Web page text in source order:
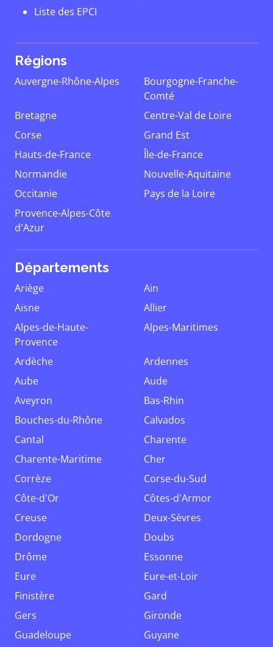
Liste des EPCI
Régions
Auvergne-Rhône-Alpes
Bourgogne-Franche-
Comté
Bretagne
Centre-Val de Loire
Corse
Grand Est
Hauts-de-France
Île-de-France
Normandie
Nouvelle-Aquitaine
Occitanie
Pays de la Loire
Provence-Alpes-Côte
d'Azur
Départements
Ariège
Ain
Aisne
Allier
Alpes-de-Haute-
Provence
Alpes-Maritimes
Ardèche
Ardennes
Aube
Aude
Aveyron
Bas-Rhin
Bouches-du-Rhône
Calvados
Cantal
Charente
Charente-Maritime
Cher
Corrèze
Corse-du-Sud
Côte-d'Or
Côtes-d'Armor
Creuse
Deux-Sèvres
Dordogne
Doubs
Drôme
Essonne
Eure
Eure-et-Loir
Finistère
Gard
Gers
Gironde
Guadeloupe
Guyane